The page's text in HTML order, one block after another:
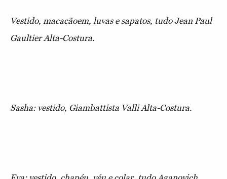
Vestido, macacãoem, luvas e sapatos, tudo Jean Paul
Gaultier Alta-Costura.
Sasha: vestido, Giambattista Valli Alta-Costura.